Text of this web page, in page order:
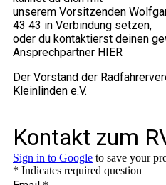
unserem Vorsitzenden
43 43 in Verbindung setzen,
oder du kontaktierst deinen
Ansprechpartner HIER
Der Vorstand der
Kleinlinden e.V.